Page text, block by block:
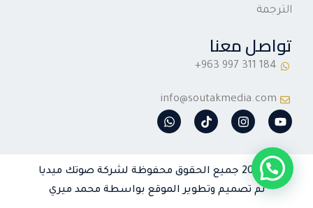
الترجمة
تواصل معنا
info@soutakmedia.com
Y
o
t
u
b
e
I
n
a
g
r
T
i
k
W
h
a
p
p
© 2026 جميع الحقوق محفوظة لشركة صوتك ميديا
تم تصميم وتطوير الموقع بواسطة محمد ميري